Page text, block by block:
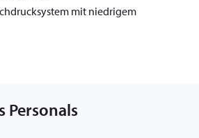
mit niedrigem
Personals